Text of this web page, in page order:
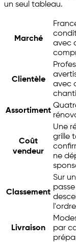
un seul tableau.
Marché
avec
Clientèle
avec
Assortiment
Coût
vendeur
Une
grille
ne
Classement
Sur
Livraison
par